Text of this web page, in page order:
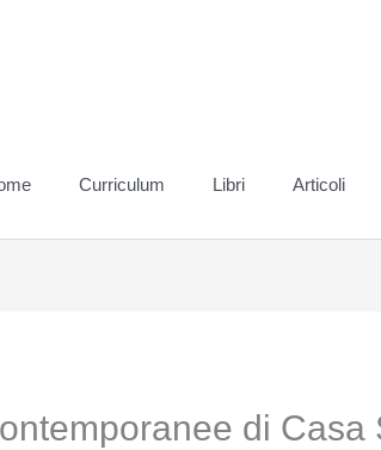
Curriculum Libri Articoli
di Casa